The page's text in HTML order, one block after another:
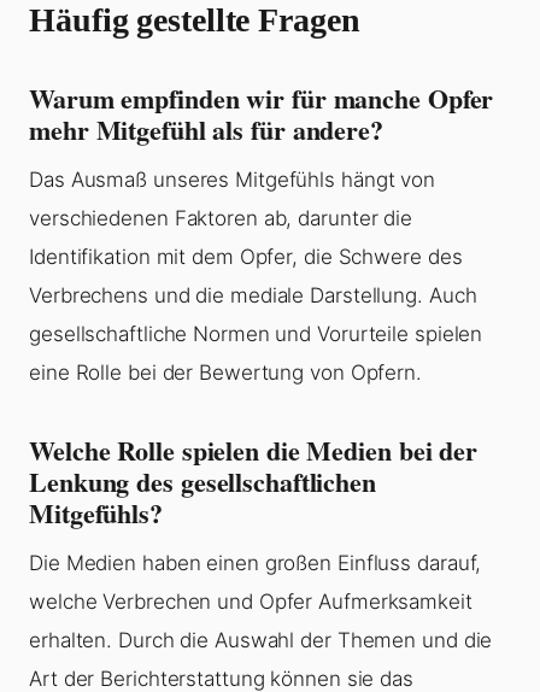
Häufig gestellte Fragen
Warum empfinden wir für manche Opfer
mehr Mitgefühl als für andere?
Das Ausmaß unseres Mitgefühls hängt von
verschiedenen Faktoren ab, darunter die
Identifikation mit dem Opfer, die Schwere des
Verbrechens und die mediale Darstellung. Auch
gesellschaftliche Normen und Vorurteile spielen
eine Rolle bei der Bewertung von Opfern.
Welche Rolle spielen die Medien bei der
Lenkung des gesellschaftlichen
Mitgefühls?
Die Medien haben einen großen Einfluss darauf,
welche Verbrechen und Opfer Aufmerksamkeit
erhalten. Durch die Auswahl der Themen und die
Art der Berichterstattung können sie das